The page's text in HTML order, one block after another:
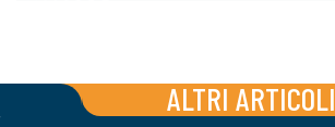
ALTRI ARTICOLI